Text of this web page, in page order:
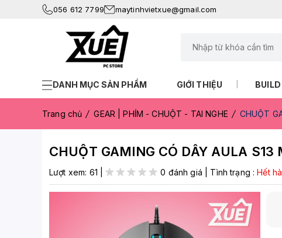
056 612 7799 maytinhvietxue@gmail.com
DANH MỤC SẢN PHẨM GIỚI THIỆU
Trang chủ GEAR | PHÍM - CHUỘT - TAI NGHE CHUỘT
CHUỘT GAMING CÓ DÂY AULA S13
Lượt xem: 61 | 0 đánh giá Tình trạng :Hết